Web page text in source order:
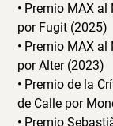
• Premio MAX
por Fugit (2025)
• Premio MAX
por Alter (2023)
• Premio de la
de Calle por
• Premio